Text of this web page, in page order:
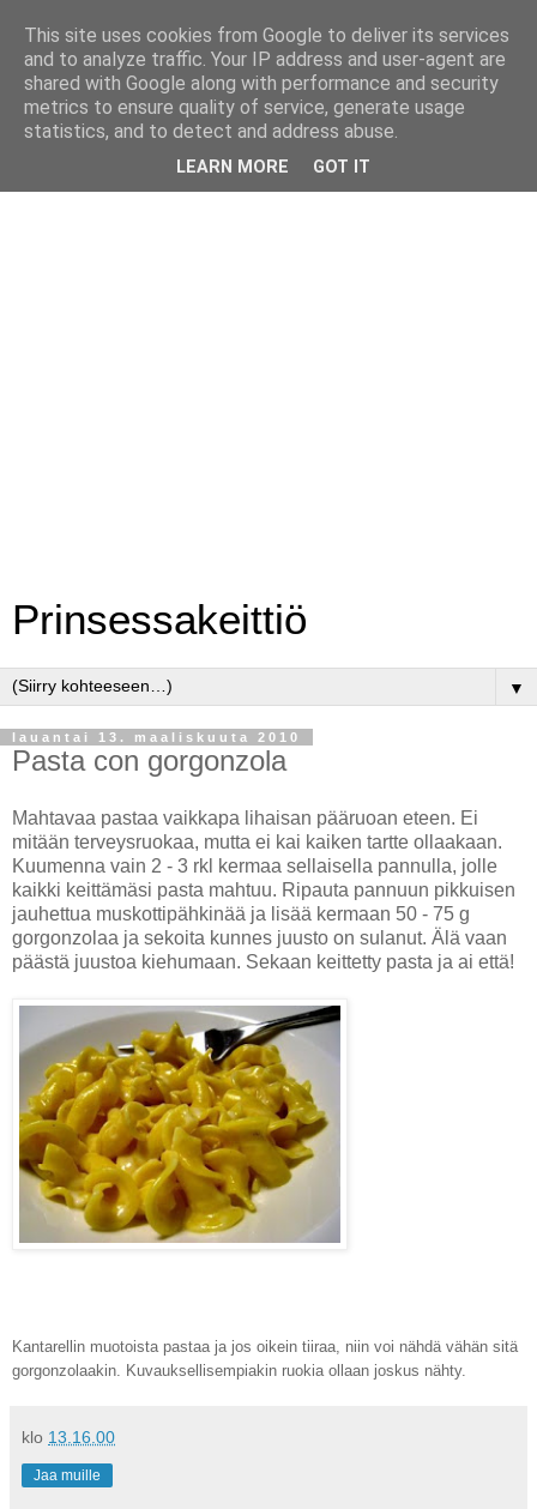
Prinsessakeittiö
▼
lauantai 13. maaliskuuta 2010
Pasta con gorgonzola
Mahtavaa pastaa vaikkapa lihaisan pääruoan eteen. Ei
mitään terveysruokaa, mutta ei kai kaiken tartte ollaakaan.
Kuumenna vain 2 - 3 rkl kermaa sellaisella pannulla, jolle
kaikki keittämäsi pasta mahtuu. Ripauta pannuun pikkuisen
jauhettua muskottipähkinää ja lisää kermaan 50 - 75 g
gorgonzolaa ja sekoita kunnes juusto on sulanut. Älä vaan
päästä juustoa kiehumaan. Sekaan keittetty pasta ja ai että!
Kantarellin muotoista pastaa ja jos oikein tiiraa, niin voi nähdä vähän sitä
gorgonzolaakin. Kuvauksellisempiakin ruokia ollaan joskus nähty.
klo 13.16.00
Jaa muille
This site uses cookies from Google to deliver its services
and to analyze traffic. Your IP address and user-agent are
shared with Google along with performance and security
metrics to ensure quality of service, generate usage
statistics, and to detect and address abuse.
LEARN MORE GOT IT